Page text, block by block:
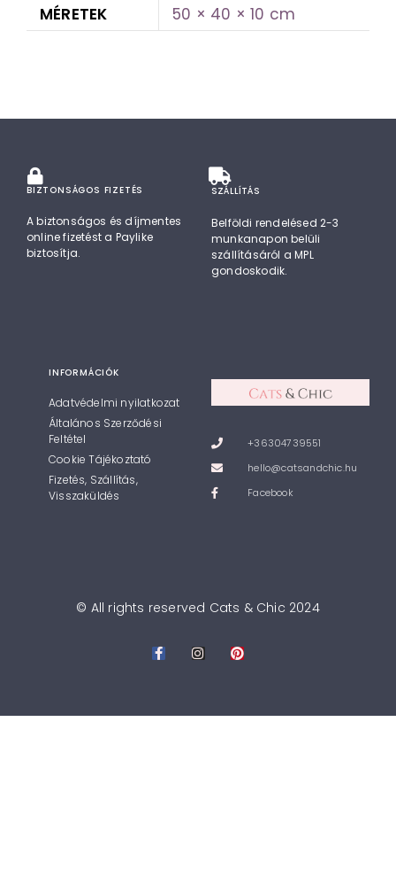
MÉRETEK
50 × 40 × 10 cm
BIZTONSÁGOS FIZETÉS
A biztonságos és díjmentes
online fizetést a Paylike
biztosítja.
SZÁLLÍTÁS
Belföldi rendelésed 2-3
munkanapon belüli
szállításáról a MPL
gondoskodik.
INFORMÁCIÓK
Adatvédelmi nyilatkozat
Általános Szerződési
Feltétel
Cookie Tájékoztató
Fizetés, Szállítás,
Visszaküldés
+36304739551
hello@catsandchic.hu
Facebook
© All rights reserved Cats & Chic 2024